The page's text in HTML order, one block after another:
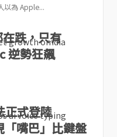
以為 Apple...
跌，只有
逆勢狂飆
正式登陸
「嘴巴」比鍵盤